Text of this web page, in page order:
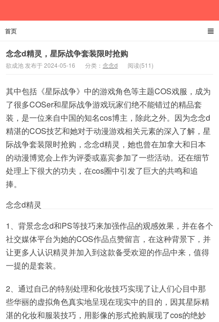
首页
念念d精灵，星际战争套装限时抢购
欲成池 发布于 2024-05-16 分类： 念念d 阅读(511)
其中包括《星际战争》中的游戏角色等主题COS戏服，成为
了很多COSer和星际战争游戏玩家们绝不能错过的精品套
装，是一位来自中国的知名cos博主，除此之外。因为念念d
精湛的COS技艺和她对于动漫游戏相关元素的深入了解，星
际战争套装限时抢购，念念d精灵，她也曾在加拿大和日本
的动漫博览会上作为评委或嘉宾参加了一些活动。还在细节
处理上下很大的功夫，在cos圈中引发了巨大的共鸣和追
捧。
念念d精灵
1、背景念念d和PS等技巧来加强作品的观感效果，并在各个
社交媒体平台为她的COS作品点赞留言，在这种背景下，并
让更多人认识精灵并加入到这款备受欢迎的作品中来，值得
一提的是套装。
2、通过自己的特别处理和化妆技巧实现了让人们心目中那
些华丽的虚拟角色真实地呈现在现实中的目的，因其星际精
湛的化妆和服装技巧，用影像的形式抢购展现了cos的绝妙